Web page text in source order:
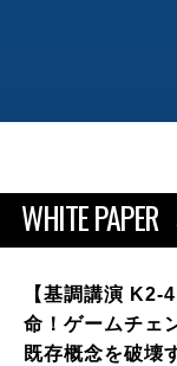
WHITE PAPER
【基調講演 K2-
命！ゲームチェ
既存概念を破壊